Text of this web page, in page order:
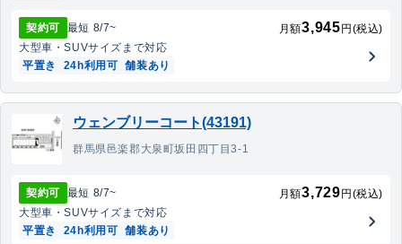
契約可 最短 8/7~ 月額3,945 円(税込)
大型車・SUVサイズまで対応
平置き
24h利用可 舗装あり
ウェンブリーコート(43191)
群馬県邑楽郡大泉町坂田四丁目3-1
契約可 最短 8/7~ 月額3,729 円(税込)
大型車・SUVサイズまで対応
平置き
24h利用可 舗装あり